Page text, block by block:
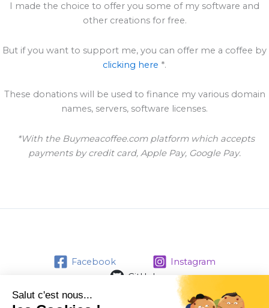
I made the choice to offer you some of my software and
other creations for free.
But if you want to support me, you can offer me a coffee by
clicking here *.
These donations will be used to finance my various domain
names, servers, software licenses.
*With the Buymeacoffee.com platform which accepts
payments by credit card, Apple Pay, Google Pay.
Facebook
Instagram
GitHub